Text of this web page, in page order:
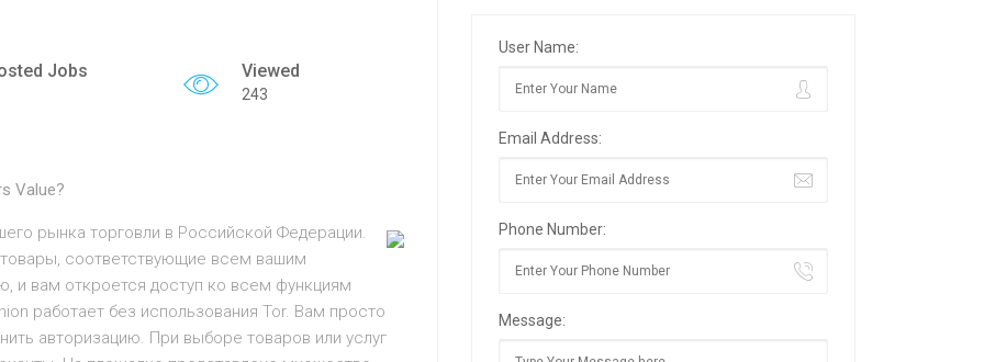
Jobs Viewed
243
Value?
рынка торговли в Российской Федерации.
соответствующие всем вашим
и вам откроется доступ ко всем функциям
работает без использования Tor. Вам просто
авторизацию. При выборе товаров или услуг
User Name:
Email Address:
Phone Number:
Message: